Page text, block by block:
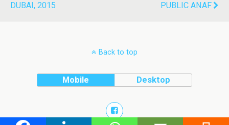
DUBAI, 2015
PUBLIC ANAF
Back to top
Mobile Desktop